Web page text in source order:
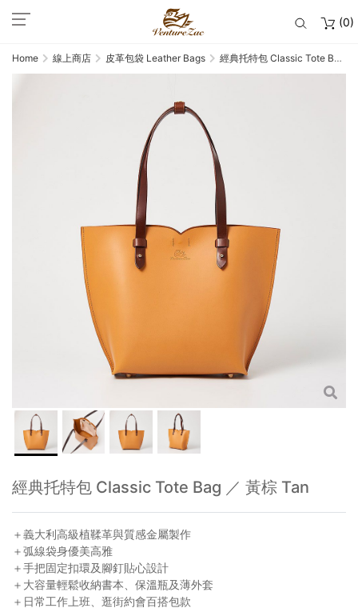
(0)
Home 線上商店 皮革包袋 Leather Bags
經典托特包 Classic Tote Bag
／ 黃棕 Tan
經典托特包 Classic Tote Bag ／ 黃棕 Tan
＋義大利高級植鞣革與質感金屬製作
＋弧線袋身優美高雅
＋手把固定扣環及腳釘貼心設計
＋大容量輕鬆收納書本、保溫瓶及薄外套
＋日常工作上班、逛街約會百搭包款